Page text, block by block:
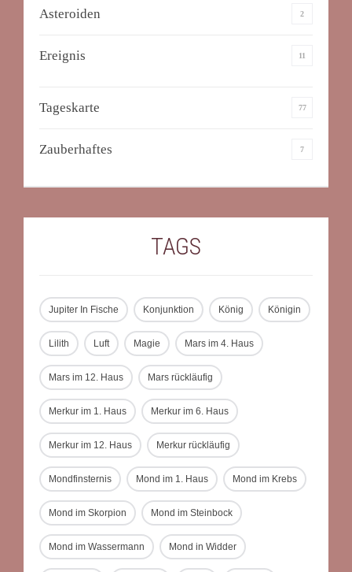
Asteroiden 2
Ereignis 11
Tageskarte 77
Zauberhaftes 7
TAGS
Jupiter In Fische Konjunktion König Königin
Lilith Luft Magie Mars im 4. Haus
Mars im 12. Haus Mars rückläufig
Merkur im 1. Haus Merkur im 6. Haus
Merkur im 12. Haus Merkur rückläufig
Mondfinsternis Mond im 1. Haus Mond im Krebs
Mond im Skorpion Mond im Steinbock
Mond im Wassermann Mond in Widder